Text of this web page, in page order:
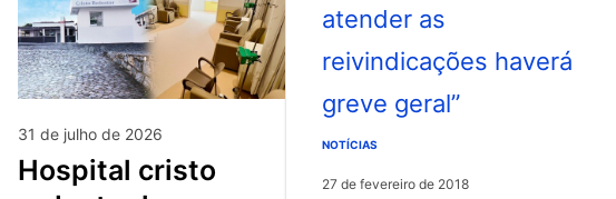
31 de julho de 2026
hospital cristo
NOTÍCIAS
27 de fevereiro de 2018